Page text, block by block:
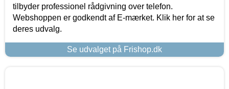
tilbyder professionel rådgivning over telefon.
Webshoppen er godkendt af E-mærket. Klik her for at se
deres udvalg.
Se udvalget på Frishop.dk